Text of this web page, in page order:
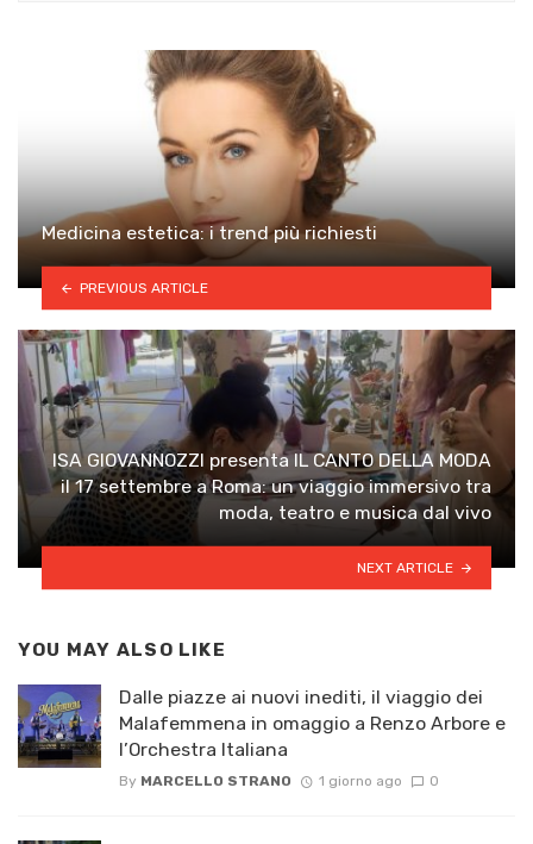
Medicina estetica: i trend più richiesti
PREVIOUS ARTICLE
ISA GIOVANNOZZI presenta IL CANTO DELLA MODA
il 17 settembre a Roma: un viaggio immersivo tra
moda, teatro e musica dal vivo
NEXT ARTICLE
YOU MAY ALSO LIKE
Dalle piazze ai nuovi inediti, il viaggio dei
Malafemmena in omaggio a Renzo Arbore e
l’Orchestra Italiana ​
By MARCELLO STRANO 1 giorno ago 0